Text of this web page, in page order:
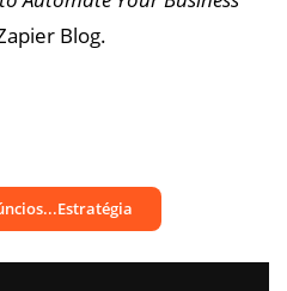
Blog.